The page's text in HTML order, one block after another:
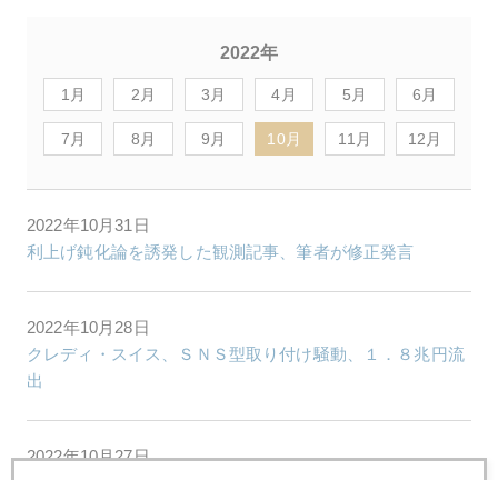
2022年
1月 2月 3月 4月 5月 6月
7月 8月 9月 10月 11月 12月
2022年10月31日
利上げ鈍化論を誘発した観測記事、筆者が修正発言
2022年10月28日
クレディ・スイス、ＳＮＳ型取り付け騒動、１．８兆円流
出
2022年10月27日